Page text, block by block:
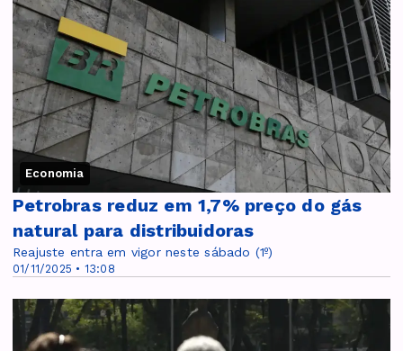
Economia
01/11/2025 • 13:08
Petrobras reduz em 1,7% preço do gás
natural para distribuidoras
Reajuste entra em vigor neste sábado (1º)